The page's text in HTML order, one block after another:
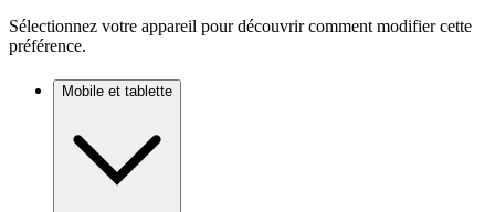
Sélectionnez votre appareil pour découvrir comment modifier cette
préférence.
Mobile et tablette